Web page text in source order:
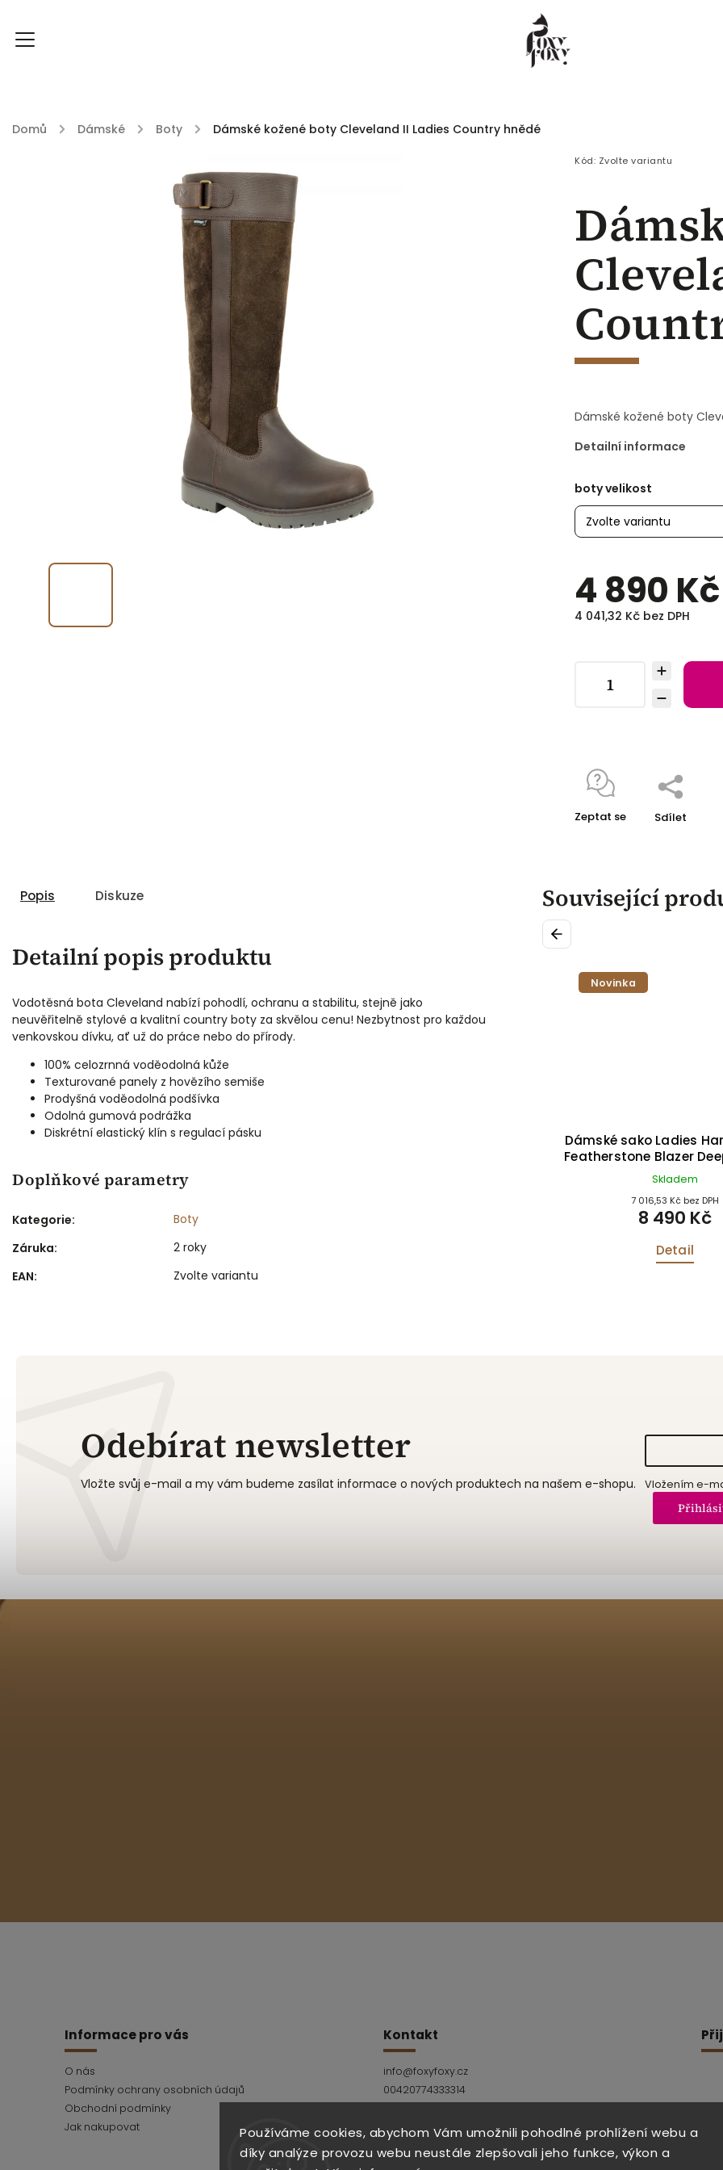
Používáme cookies, abychom Vám umožnili pohodlné prohlížení webu a
díky analýze provozu webu neustále zlepšovali jeho funkce, výkon a
Pánské Děti
Domů / Dámské / Boty / Dámské kožené boty Cleveland II Ladies Country hnědé
Kód: Zvolte variantu
Dámské kožené boty
Detailní informace
boty velikost
4 890 Kč
4 041,32 Kč bez DPH
Zeptat se Sdílet
Popis Diskuze
Detailní popis produktu
Vodotěsná bota Cleveland nabízí pohodlí, ochranu a stabilitu, stejně jako
neuvěřitelně stylové a kvalitní country boty za skvělou cenu! Nezbytnost pro každou
venkovskou dívku, ať už do práce nebo do přírody.
100% celozrnná voděodolná kůže
Texturované panely z hovězího semiše
Prodyšná voděodolná podšívka
Odolná gumová podrážka
Diskrétní elastický klín s regulací pásku
Doplňkové parametry
Kategorie:
Boty
Záruka:
2 roky
EAN: Zvolte variantu
Související
Previous
Novinka
Dámské sako Ladies
Featherstone Blazer
Skladem
7 016,53 Kč bez DPH
8 490 Kč
Detail
Odebírat newsletter
Vložte svůj e-mail a my vám budeme zasílat informace o nových produktech na našem e-shopu. Vložením e-
Informace pro vás
O nás
Podmínky ochrany osobních údajů
Obchodní podmínky
Jak nakupovat
Kontakt
info@foxyfoxy.cz
00420774333314
Instagram